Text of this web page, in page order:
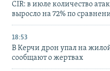
CIR: в июле количество
выросло на 72% по
18:53
В Керчи дрон упал на
сообщают о жертвах